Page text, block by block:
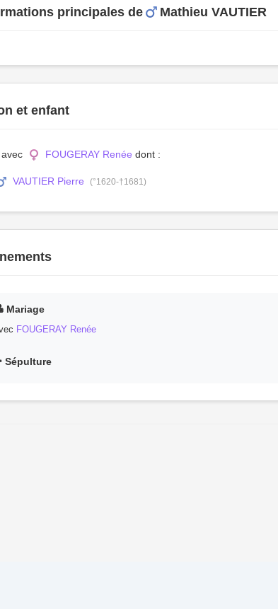
principales de Mathieu VAUTIER
et enfant
FOUGERAY Renée dont :
VAUTIER Pierre (°1620-†1681)
Mariage
FOUGERAY Renée
Sépulture